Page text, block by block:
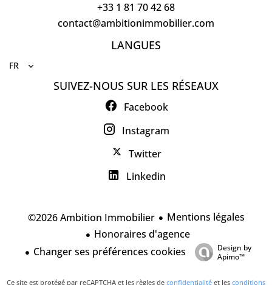
+33 1 81 70 42 68
contact@ambitionimmobilier.com
LANGUES
FR
SUIVEZ-NOUS SUR LES RÉSEAUX
Facebook
Instagram
Twitter
Linkedin
©2026 Ambition Immobilier
Mentions légales
Honoraires d'agence
Changer ses préférences cookies
Design by
Apimo™
Ce site est protégé par reCAPTCHA et les règles de confidentialité et les conditions